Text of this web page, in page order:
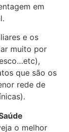
em
e os
muito por
que são os
rede de
o melhor